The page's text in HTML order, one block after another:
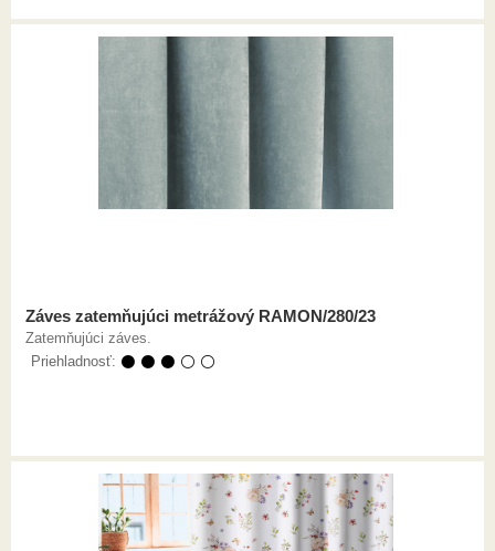
Záves zatemňujúci metrážový RAMON/280/23
Zatemňujúci záves.
Priehladnosť: ⚫ ⚫ ⚫ ⚪ ⚪